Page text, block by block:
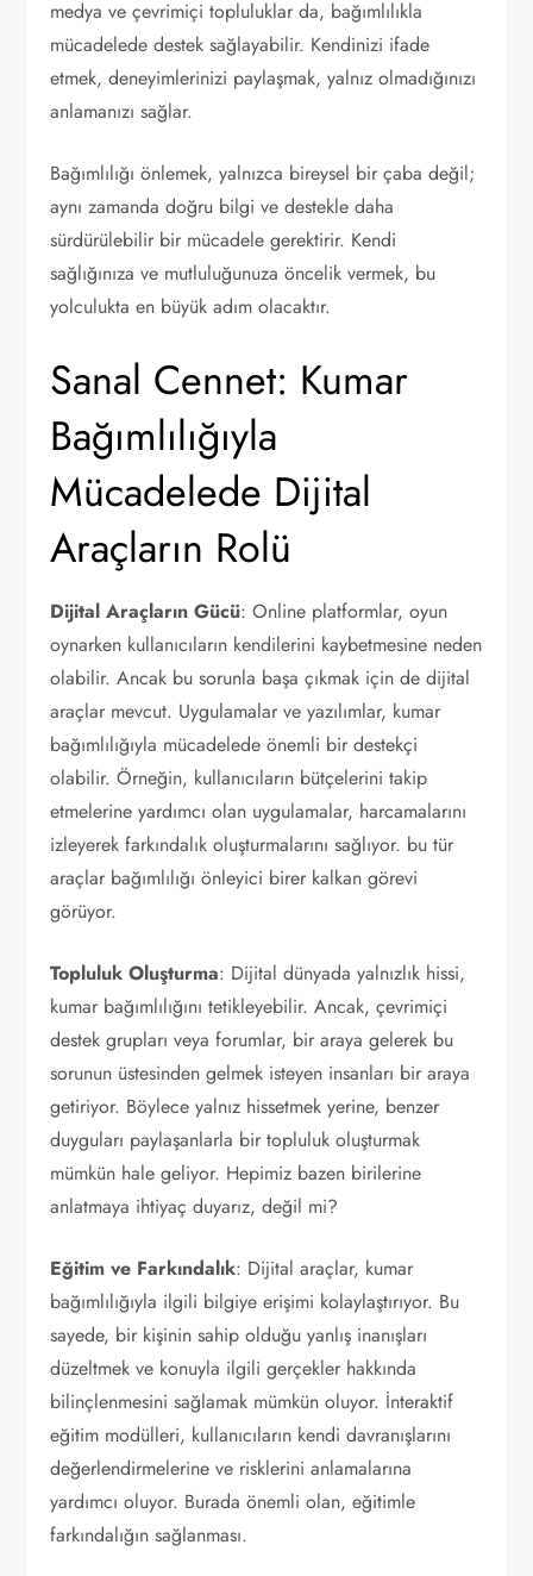
medya ve çevrimiçi topluluklar da, bağımlılıkla
mücadelede destek sağlayabilir. Kendinizi ifade
etmek, deneyimlerinizi paylaşmak, yalnız olmadığınızı
anlamanızı sağlar.
Bağımlılığı önlemek, yalnızca bireysel bir çaba değil;
aynı zamanda doğru bilgi ve destekle daha
sürdürülebilir bir mücadele gerektirir. Kendi
sağlığınıza ve mutluluğunuza öncelik vermek, bu
yolculukta en büyük adım olacaktır.
Sanal Cennet: Kumar
Bağımlılığıyla
Mücadelede Dijital
Araçların Rolü
Dijital Araçların Gücü: Online platformlar, oyun
oynarken kullanıcıların kendilerini kaybetmesine neden
olabilir. Ancak bu sorunla başa çıkmak için de dijital
araçlar mevcut. Uygulamalar ve yazılımlar, kumar
bağımlılığıyla mücadelede önemli bir destekçi
olabilir. Örneğin, kullanıcıların bütçelerini takip
etmelerine yardımcı olan uygulamalar, harcamalarını
izleyerek farkındalık oluşturmalarını sağlıyor. bu tür
araçlar bağımlılığı önleyici birer kalkan görevi
görüyor.
Topluluk Oluşturma: Dijital dünyada yalnızlık hissi,
kumar bağımlılığını tetikleyebilir. Ancak, çevrimiçi
destek grupları veya forumlar, bir araya gelerek bu
sorunun üstesinden gelmek isteyen insanları bir araya
getiriyor. Böylece yalnız hissetmek yerine, benzer
duyguları paylaşanlarla bir topluluk oluşturmak
mümkün hale geliyor. Hepimiz bazen birilerine
anlatmaya ihtiyaç duyarız, değil mi?
Eğitim ve Farkındalık: Dijital araçlar, kumar
bağımlılığıyla ilgili bilgiye erişimi kolaylaştırıyor. Bu
sayede, bir kişinin sahip olduğu yanlış inanışları
düzeltmek ve konuyla ilgili gerçekler hakkında
bilinçlenmesini sağlamak mümkün oluyor. İnteraktif
eğitim modülleri, kullanıcıların kendi davranışlarını
değerlendirmelerine ve risklerini anlamalarına
yardımcı oluyor. Burada önemli olan, eğitimle
farkındalığın sağlanması.